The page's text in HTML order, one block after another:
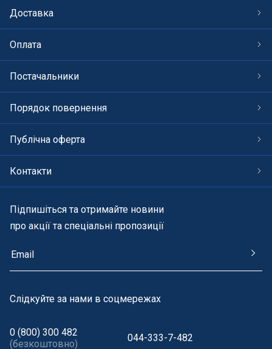
Доставка
Оплата
Постачальники
Порядок повернення
Публічна оферта
Контакти
Підпишіться та отримайте новини
про акції та спеціальні пропозиції
Cлідкуйте за нами в соцмережах
0 (800) 300 482
(безкоштовно)
044-333-7-482